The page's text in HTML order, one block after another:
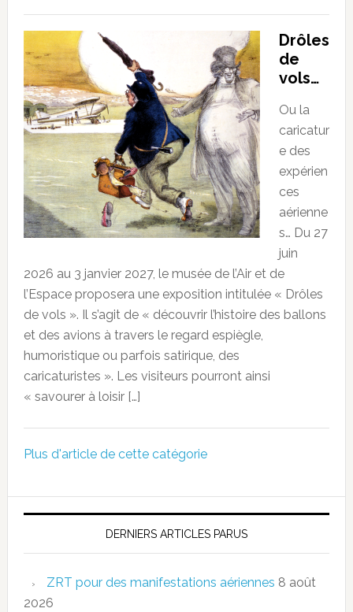
Drôles
de
vols…
Ou la
caricatur
e des
expérien
ces
aérienne
s… Du 27
juin
2026 au 3 janvier 2027, le musée de l’Air et de
l’Espace proposera une exposition intitulée « Drôles
de vols ». Il s’agit de « découvrir l’histoire des ballons
et des avions à travers le regard espiègle,
humoristique ou parfois satirique, des
caricaturistes ». Les visiteurs pourront ainsi
« savourer à loisir […]
Plus d'article de cette catégorie
DERNIERS ARTICLES PARUS
ZRT pour des manifestations aériennes 8 août
2026